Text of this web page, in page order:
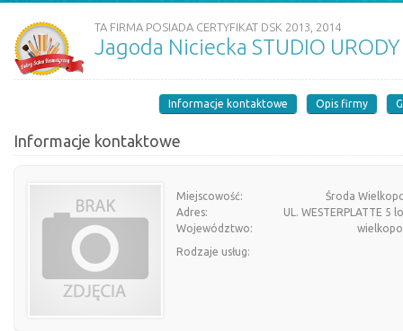
TA FIRMA POSIADA CERTYFIKAT DSK 2013, 2014
Jagoda Niciecka STUDIO
Informacje kontaktowe Opis firmy
Informacje kontaktowe
Miejscowość:
Środa
Adres:
UL. WESTERPLATTE 5
Województwo:
Rodzaje usług: